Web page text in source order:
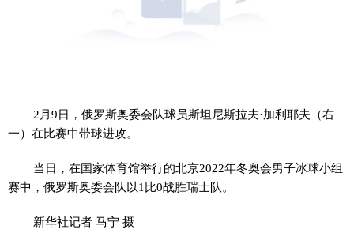
2月9日，俄罗斯奥委会队球员斯坦尼斯拉夫·加利耶夫（右
一）在比赛中带球进攻。
当日，在国家体育馆举行的北京2022年冬奥会男子冰球小组
赛中，俄罗斯奥委会队以1比0战胜瑞士队。
新华社记者 马宁 摄